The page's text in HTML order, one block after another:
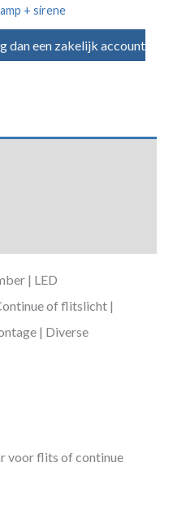
+ sirene
dan een zakelijk account
| LED
of flitslicht |
| Diverse
voor flits of continue